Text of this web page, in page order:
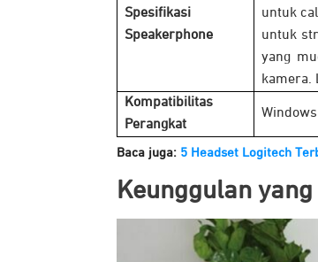
Spesifikasi
Speakerphone
untuk
untuk
yang
kamera.
Kompatibilitas
Perangkat
Baca juga: 5 Headset Logitech
Keunggulan